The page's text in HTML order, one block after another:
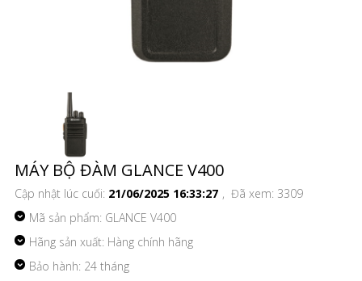
MÁY BỘ ĐÀM GLANCE V400
Cập nhật lúc cuối: 21/06/2025 16:33:27 , Đã xem: 3309
Mã sản phẩm: GLANCE V400
Hãng sản xuất: Hàng chính hãng
Bảo hành: 24 tháng